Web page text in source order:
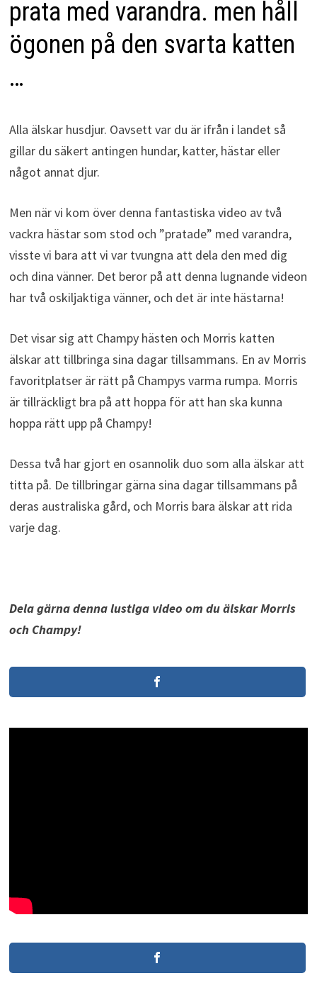
prata med varandra. men håll
ögonen på den svarta katten
…
Alla älskar husdjur. Oavsett var du är ifrån i landet så
gillar du säkert antingen hundar, katter, hästar eller
något annat djur.
Men när vi kom över denna fantastiska video av två
vackra hästar som stod och ”pratade” med varandra,
visste vi bara att vi var tvungna att dela den med dig
och dina vänner. Det beror på att denna lugnande videon
har två oskiljaktiga vänner, och det är inte hästarna!
Det visar sig att Champy hästen och Morris katten
älskar att tillbringa sina dagar tillsammans. En av Morris
favoritplatser är rätt på Champys varma rumpa. Morris
är tillräckligt bra på att hoppa för att han ska kunna
hoppa rätt upp på Champy!
Dessa två har gjort en osannolik duo som alla älskar att
titta på. De tillbringar gärna sina dagar tillsammans på
deras australiska gård, och Morris bara älskar att rida
varje dag.
Dela gärna denna lustiga video om du älskar Morris
och Champy!